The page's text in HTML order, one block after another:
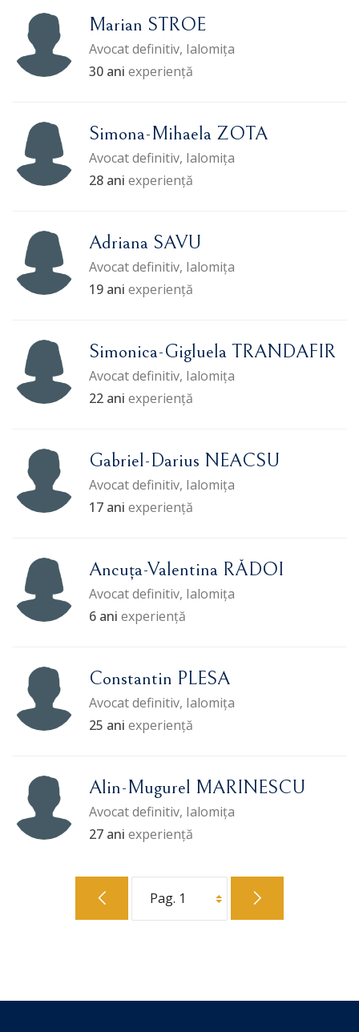
Marian STROE
Avocat definitiv, Ialomița
30 ani experiență
Simona-Mihaela ZOTA
Avocat definitiv, Ialomița
28 ani experiență
Adriana SAVU
Avocat definitiv, Ialomița
19 ani experiență
Simonica-Gigluela TRANDAFIR
Avocat definitiv, Ialomița
22 ani experiență
Gabriel-Darius NEACSU
Avocat definitiv, Ialomița
17 ani experiență
Ancuța-Valentina RĂDOI
Avocat definitiv, Ialomița
6 ani experiență
Constantin PLESA
Avocat definitiv, Ialomița
25 ani experiență
Alin-Mugurel MARINESCU
Avocat definitiv, Ialomița
27 ani experiență